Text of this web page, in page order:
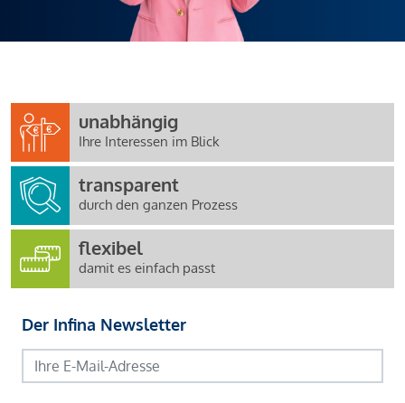
unabhängig
Ihre Interessen im Blick
transparent
durch den ganzen Prozess
flexibel
damit es einfach passt
Der Infina Newsletter